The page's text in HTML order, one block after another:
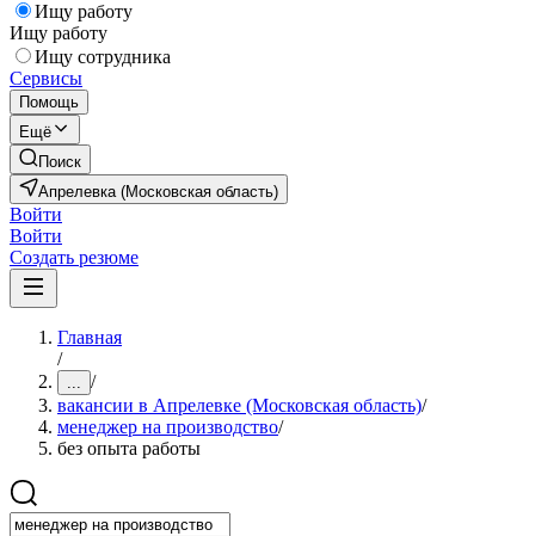
Ищу работу
Ищу работу
Ищу сотрудника
Сервисы
Помощь
Ещё
Поиск
Апрелевка (Московская область)
Войти
Войти
Создать резюме
Главная
/
... /
вакансии в Апрелевке (Московская область)/
менеджер на производство/
без опыта работы